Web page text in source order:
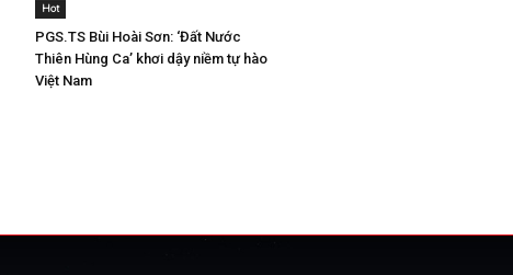
Hot
PGS.TS Bùi Hoài Sơn: ‘Đất Nước
Thiên Hùng Ca’ khơi dậy niềm tự hào
Việt Nam